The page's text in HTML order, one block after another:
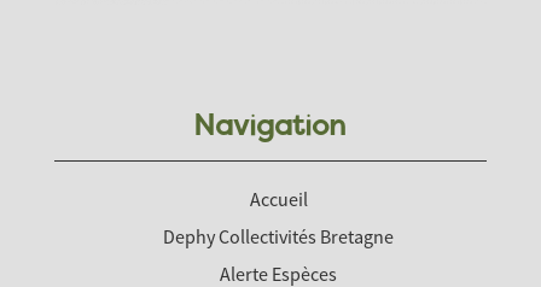
Navigation
Accueil
Dephy Collectivités Bretagne
Alerte Espèces